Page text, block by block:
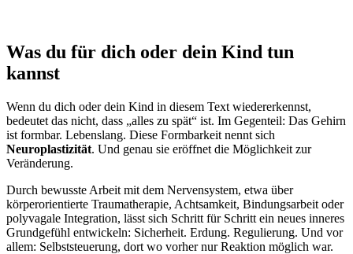
Was du für dich oder dein Kind tun
kannst
Wenn du dich oder dein Kind in diesem Text wiedererkennst,
bedeutet das nicht, dass „alles zu spät“ ist. Im Gegenteil: Das Gehirn
ist formbar. Lebenslang. Diese Formbarkeit nennt sich
Neuroplastizität. Und genau sie eröffnet die Möglichkeit zur
Veränderung.
Durch bewusste Arbeit mit dem Nervensystem, etwa über
körperorientierte Traumatherapie, Achtsamkeit, Bindungsarbeit oder
polyvagale Integration, lässt sich Schritt für Schritt ein neues inneres
Grundgefühl entwickeln: Sicherheit. Erdung. Regulierung. Und vor
allem: Selbststeuerung, dort wo vorher nur Reaktion möglich war.